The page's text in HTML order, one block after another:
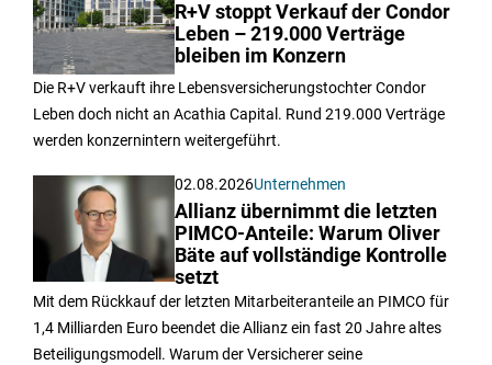
R+V stoppt Verkauf der Condor
Leben – 219.000 Verträge
bleiben im Konzern
Die R+V verkauft ihre Lebensversicherungstochter Condor
Leben doch nicht an Acathia Capital. Rund 219.000 Verträge
werden konzernintern weitergeführt.
02.08.2026Unternehmen
Allianz übernimmt die letzten
PIMCO-Anteile: Warum Oliver
Bäte auf vollständige Kontrolle
setzt
Mit dem Rückkauf der letzten Mitarbeiteranteile an PIMCO für
1,4 Milliarden Euro beendet die Allianz ein fast 20 Jahre altes
Beteiligungsmodell. Warum der Versicherer seine